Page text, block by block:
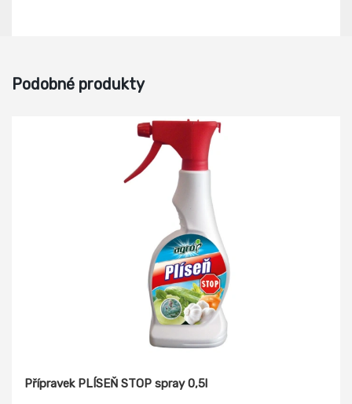
Podobné produkty
Přípravek PLÍSEŇ STOP spray 0,5l